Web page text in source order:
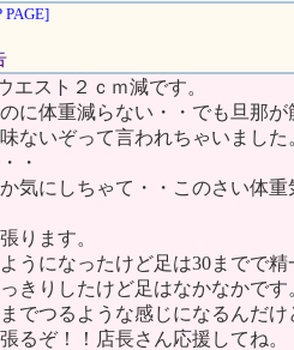
PAGE]
エスト２ｃｍ減です。
に体重減らない・・でも旦那
ないぞって言われちゃいまし
・
気にしちゃて・・このさい体
ります。
うになったけど足は30までで精
きりしたけど足はなかなかです
でつるような感じになるんだけ
るぞ！！店長さん応援してね。